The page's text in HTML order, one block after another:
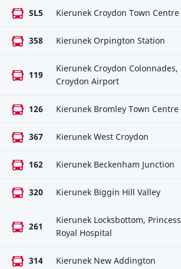
SL5 Kierunek Croydon Town Centre
358 Kierunek Orpington Station
119
Kierunek Croydon Colonnades,
Croydon Airport
126 Kierunek Bromley Town Centre
367 Kierunek West Croydon
162 Kierunek Beckenham Junction
320 Kierunek Biggin Hill Valley
261
Kierunek Locksbottom, Princess
Royal Hospital
314 Kierunek New Addington